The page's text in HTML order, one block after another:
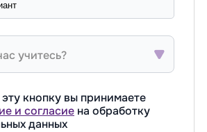
учитесь?
кнопку вы принимаете
и согласие на обработку
данных